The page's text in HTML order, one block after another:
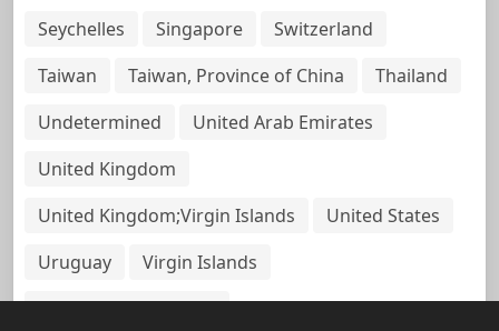
Seychelles
Singapore
Switzerland
Taiwan
Taiwan, Province of China
Thailand
Undetermined
United Arab Emirates
United Kingdom
United Kingdom;Virgin Islands
United States
Uruguay
Virgin Islands
Virgin Islands, British